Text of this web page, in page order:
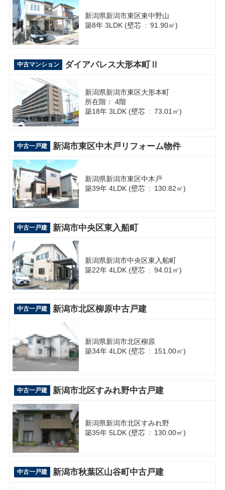
新潟県新潟市東区東中野山
築8年 3LDK (壁芯 : 91.90㎡)
中古マンション ダイアパレス大形本町Ⅱ
新潟県新潟市東区大形本町
所在階： 4階
築18年 3LDK (壁芯 : 73.01㎡)
中古一戸建 新潟市東区中木戸リフォーム物件
新潟県新潟市東区中木戸
築39年 4LDK (壁芯 : 130.82㎡)
中古一戸建 新潟市中央区東入船町
新潟県新潟市中央区東入船町
築22年 4LDK (壁芯 : 94.01㎡)
中古一戸建 新潟市北区柳原中古戸建
新潟県新潟市北区柳原
築34年 4LDK (壁芯 : 151.00㎡)
中古一戸建 新潟市北区すみれ野中古戸建
新潟県新潟市北区すみれ野
築35年 5LDK (壁芯 : 130.00㎡)
中古一戸建 新潟市秋葉区山谷町中古戸建